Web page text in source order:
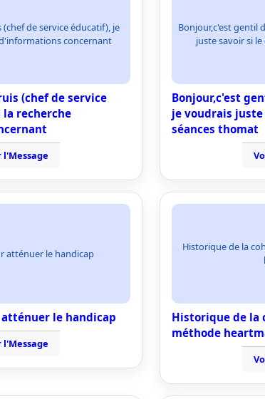
de service éducatif), je
concernant
(chef de service
recherche
l'Message
Bonjour,c'est gentil
juste savoir si
Bonjour,c'est
je voudrais
séances thomat
atténuer le handicap
le handicap
l'Message
Historique de la
Historique de la
méthode